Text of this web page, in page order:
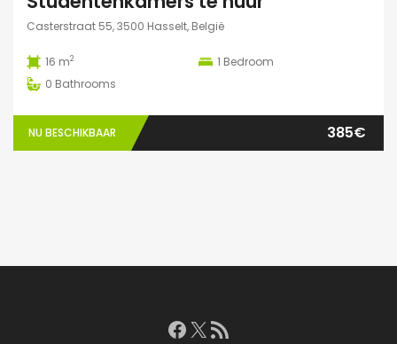
Casterstraat 55, 3500 Hasselt, België
16 m2 1 Bedroom
0 Bathrooms
NU BESCHIKBAAR 385€
Facebook
X RSS feed